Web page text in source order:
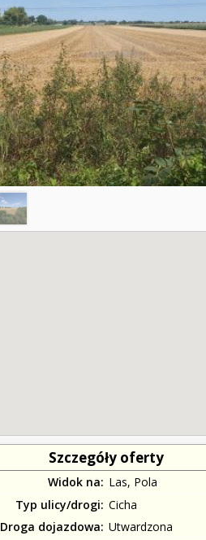
Szczegóły oferty
Widok na
Las, Pola
Typ ulicy/drogi Cicha
Droga dojazdowa Utwardzona